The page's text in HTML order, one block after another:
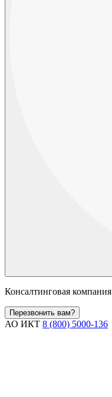
Консалтинговая компания
Перезвонить вам?
АО ИКТ 8 (800) 5000-136